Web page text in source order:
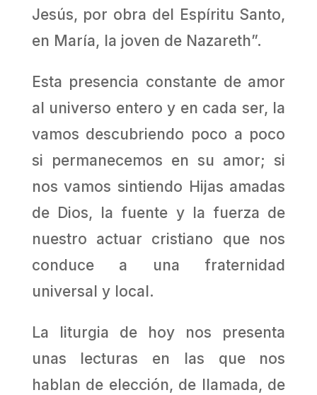
Jesús, por obra del Espíritu Santo,
en María, la joven de Nazareth”.
Esta presencia constante de amor
al universo entero y en cada ser, la
vamos descubriendo poco a poco
si permanecemos en su amor; si
nos vamos sintiendo Hijas amadas
de Dios, la fuente y la fuerza de
nuestro actuar cristiano que nos
conduce a una fraternidad
universal y local.
La liturgia de hoy nos presenta
unas lecturas en las que nos
hablan de elección, de llamada, de